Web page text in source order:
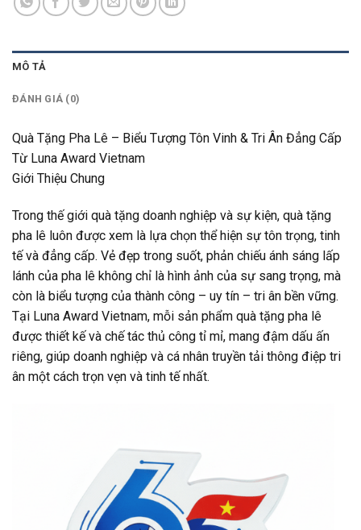
MÔ TẢ
ĐÁNH GIÁ (0)
Quà Tặng Pha Lê – Biểu Tượng Tôn Vinh & Tri Ân Đẳng Cấp
Từ Luna Award Vietnam
Giới Thiệu Chung
Trong thế giới quà tặng doanh nghiệp và sự kiện, quà tặng
pha lê luôn được xem là lựa chọn thể hiện sự tôn trọng, tinh
tế và đẳng cấp. Vẻ đẹp trong suốt, phản chiếu ánh sáng lấp
lánh của pha lê không chỉ là hình ảnh của sự sang trọng, mà
còn là biểu tượng của thành công – uy tín – tri ân bền vững.
Tại Luna Award Vietnam, mỗi sản phẩm quà tặng pha lê
được thiết kế và chế tác thủ công tỉ mỉ, mang đậm dấu ấn
riêng, giúp doanh nghiệp và cá nhân truyền tải thông điệp tri
ân một cách trọn vẹn và tinh tế nhất.